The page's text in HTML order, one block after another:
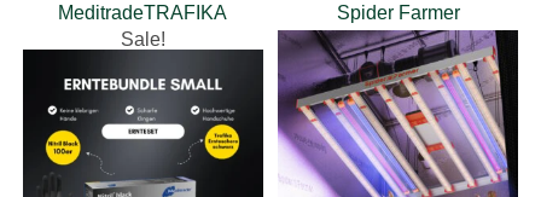
auf
der
MeditradeTRAFIKA
Sale!
Spider Farmer